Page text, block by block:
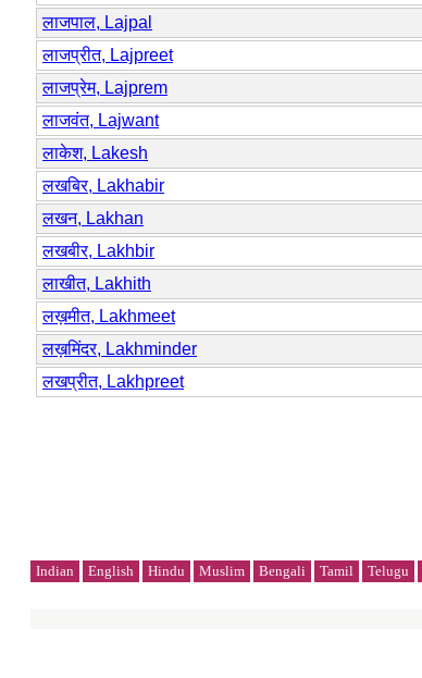
लाजपाल, Lajpal
लाजप्रीत, Lajpreet
लाजप्रेम, Lajprem
लाजवंत, Lajwant
लाकेश, Lakesh
लखबिर, Lakhabir
लखन, Lakhan
लखबीर, Lakhbir
लाखीत, Lakhith
लख़मीत, Lakhmeet
लख़मिंदर, Lakhminder
लखप्रीत, Lakhpreet
Indian English Hindu Muslim Bengali Tamil Telugu